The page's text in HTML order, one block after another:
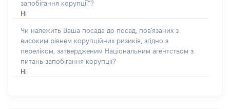
запобігання корупції”?
Ні
Чи належить Ваша посада до посад, пов'язаних з
високим рівнем корупційних ризиків, згідно з
переліком, затвердженим Національним агентством з
питань запобігання корупції?
Ні